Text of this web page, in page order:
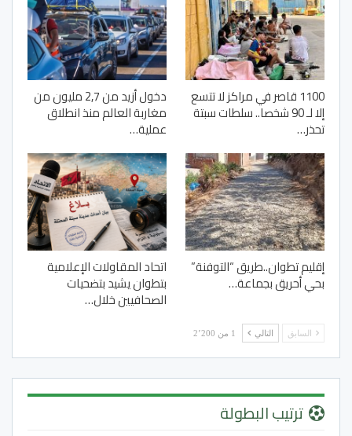
1100 قاصر في مراكز لا تتسع
إلا لـ 90 شخصا.. سلطات سبتة
تحذر…
دخول أزيد من 2,7 مليون من
مغاربة العالم منذ انطلاق
عملية…
إقليم تطوان..طريق “التوفنة”
بحي أحريق بجماعة…
اتحاد المقاولات الإعلامية
بتطوان يشيد بتضحيات
الصحافيين خلال…
السابق التالي 1 من 2٬200
ترتيب البطولة